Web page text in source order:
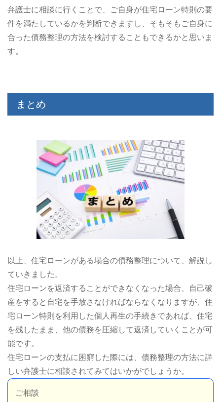
弁護士に相談に行くことで、ご自身が住宅ローン特則の要
件を満たしているかを判断できますし、そもそもご自身に
合った債務整理の方法を検討することもできるかと思いま
す。
まとめ
以上、住宅ローンがある場合の債務整理について、解説し
ていきました。
住宅ローンを返済することができなくなった場合、自己破
産をすると自宅を手放さなければならなくなりますが、住
宅ローン特則を利用した個人再生の手続きであれば、住宅
を残したまま、他の債務を圧縮して返済していくことが可
能です。
住宅ローンの支払に困窮した際には、債務整理の方法に詳
しい弁護士に相談されてみてはいかがでしょうか。
ご相談